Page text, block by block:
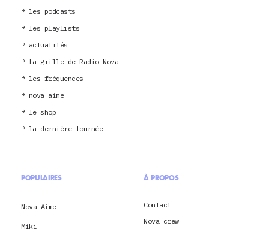
les podcasts
les playlists
actualités
La grille de Radio Nova
les fréquences
nova aime
le shop
la dernière tournée
POPULAIRES
Nova Aime
Miki
À PROPOS
Contact
Nova crew